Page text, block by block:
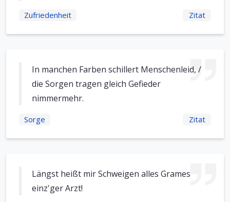
Zufriedenheit Zitat
In manchen Farben schillert Menschenleid, /
die Sorgen tragen gleich Gefieder
nimmermehr.
Sorge Zitat
Längst heißt mir Schweigen alles Grames
einz'ger Arzt!